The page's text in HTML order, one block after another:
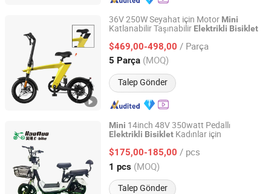
36V 250W Seyahat için Motor Mini
Katlanabilir Taşınabilir Elektrikli Bisiklet
$469,00-498,00 / Parça
5 Parça (MOQ)
Talep Gönder
GUANGZHOU TOPMEDI CO., LTD.
Guangdong, China Fiyat 2016
Mini 14inch 48V 350watt Pedallı
Elektrikli Bisiklet Kadınlar için
$175,00-185,00 / pcs
1 pcs (MOQ)
Talep Gönder
Shenzhen Haonuo Ebike Co., Ltd.
Guangdong, China Fiyat 2016